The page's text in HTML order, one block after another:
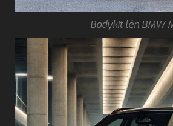
Bodykit lên BMW